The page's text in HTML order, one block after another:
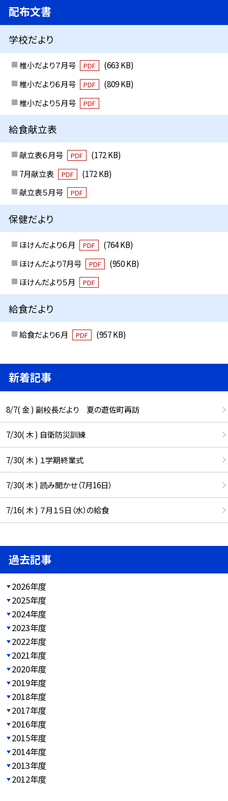
配布文書
学校だより
椎小だより７月号 PDF
(663 KB)
椎小だより６月号
PDF
(809 KB)
椎小だより５月号
PDF
給食献立表
献立表６月号 PDF
(172 KB)
7月献立表
PDF
(172 KB)
献立表５月号
PDF
保健だより
ほけんだより６月 PDF
(764 KB)
ほけんだより7月号
PDF
(950 KB)
ほけんだより５月
PDF
給食だより
給食だより６月 PDF (957 KB)
新着記事
8/7( 金 ) 副校長だより 夏の遊佐町再訪
7/30( 木 ) 自衛防災訓練
7/30( 木 ) １学期終業式
7/30( 木 ) 読み聞かせ（7月16日）
7/16( 木 ) ７月１５日（水）の給食
過去記事
2026年度
2025年度
2024年度
2023年度
2022年度
2021年度
2020年度
2019年度
2018年度
2017年度
2016年度
2015年度
2014年度
2013年度
2012年度